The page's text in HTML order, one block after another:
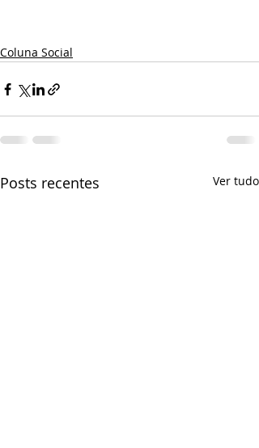
Coluna Social
Posts recentes Ver tudo